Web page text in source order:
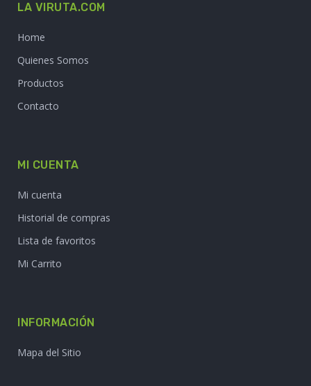
LA VIRUTA.COM
Home
Quienes Somos
Productos
Contacto
MI CUENTA
Mi cuenta
Historial de compras
Lista de favoritos
Mi Carrito
INFORMACIÓN
Mapa del Sitio